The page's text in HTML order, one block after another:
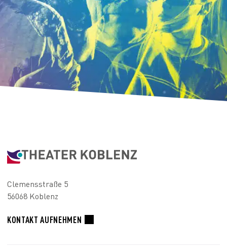
Clemensstraße 5
56068 Koblenz
KONTAKT AUFNEHMEN